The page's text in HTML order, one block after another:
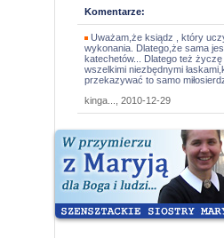
Komentarze:
Uważam,że ksiądz , który
wykonania. Dlatego,że sama
katechetów... Dlatego też
wszelkimi niezbędnymi
przekazywać to samo
kinga..., 2010-12-29